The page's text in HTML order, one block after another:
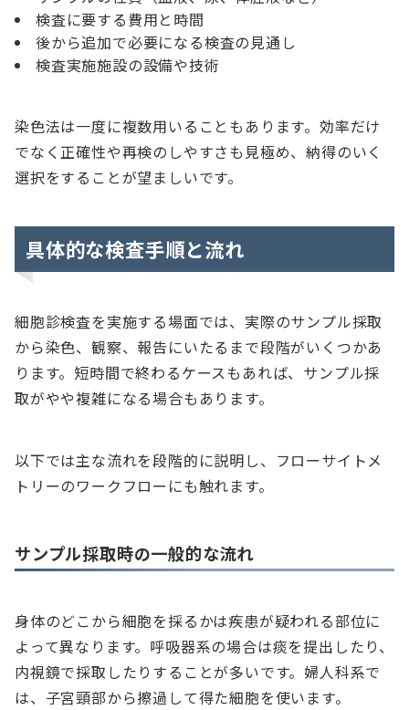
検査に要する費用と時間
後から追加で必要になる検査の見通し
検査実施施設の設備や技術
染色法は一度に複数用いることもあります。効率だけ
でなく正確性や再検のしやすさも見極め、納得のいく
選択をすることが望ましいです。
具体的な検査手順と流れ
細胞診検査を実施する場面では、実際のサンプル採取
から染色、観察、報告にいたるまで段階がいくつかあ
ります。短時間で終わるケースもあれば、サンプル採
取がやや複雑になる場合もあります。
以下では主な流れを段階的に説明し、フローサイトメ
トリーのワークフローにも触れます。
サンプル採取時の一般的な流れ
身体のどこから細胞を採るかは疾患が疑われる部位に
よって異なります。呼吸器系の場合は痰を提出したり、
内視鏡で採取したりすることが多いです。婦人科系で
は、子宮頸部から擦過して得た細胞を使います。